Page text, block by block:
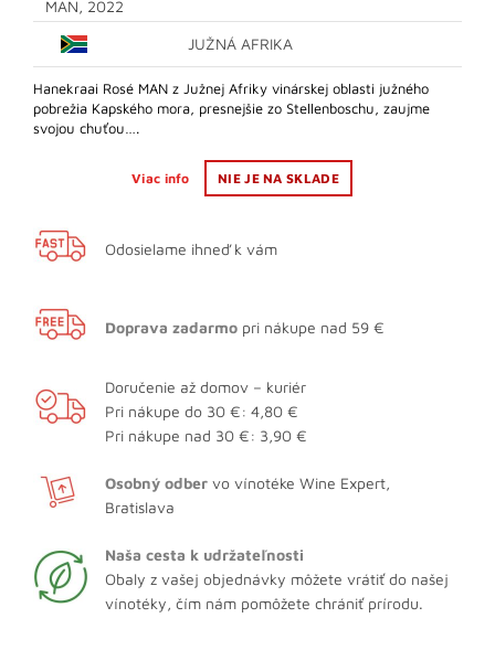
MAN, 2022
JUŽNÁ AFRIKA
Hanekraai Rosé MAN z Južnej Afriky vinárskej oblasti južného
pobrežia Kapského mora, presnejšie zo Stellenboschu, zaujme
svojou chuťou….
Viac info NIE JE NA SKLADE
Odosielame ihneď k vám
Doprava zadarmo pri nákupe nad 59 €
Doručenie až domov – kuriér
Pri nákupe do 30 €: 4,80 €
Pri nákupe nad 30 €: 3,90 €
Osobný odber vo vínotéke Wine Expert,
Bratislava
Naša cesta k udržateľnosti
Obaly z vašej objednávky môžete vrátiť do našej
vínotéky, čím nám pomôžete chrániť prírodu.